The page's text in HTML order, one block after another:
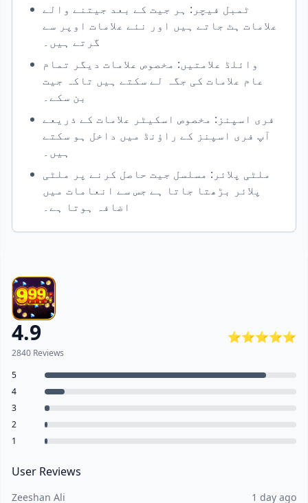
ٹمبل فیچر: ہر جیت کے بعد جیتنے والے
علامات ہٹ جاتے ہیں اور نئے علامات اوپر سے
گرتے ہیں۔
وائلڈ علامتیں: مخصوص علامات دیگر تمام
عام علامات کی جگہ لے سکتے ہیں تاکہ جیت
بن سکے۔
فری اسپنز: مخصوص اسکیٹر علامات کے ذریعے
آپ فری اسپنز کے راؤنڈ میں داخل ہو سکتے
ہیں۔
ملٹی پلائر: مسلسل جیت حاصل کرنے پر ملٹی
پلائر بڑھتا جاتا ہے جس سے انعامات میں
اضافہ ہوتا ہے۔
4.9 ⭐⭐⭐⭐⭐
2840 Reviews
5
4
3
2
1
User Reviews
Zeeshan Ali 1 day ago